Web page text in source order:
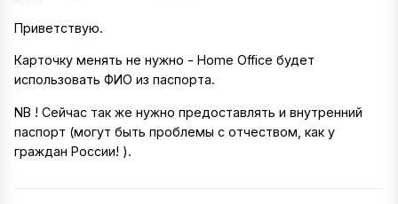
Приветствую.
Карточку менять не нужно - Home Office будет
использовать ФИО из паспорта.
NB ! Сейчас так же нужно предоставлять и внутренний
паспорт (могут быть проблемы с отчеством, как у
граждан России! ).